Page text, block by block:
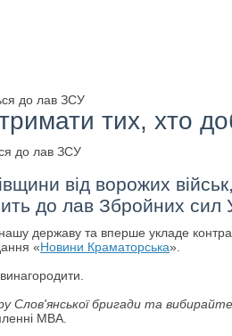
до лав ЗСУ
тих, хто
від ворожих
до лав Збройних сил
державу та вперше укладе
«Новини Краматорська».
бригади та вибирайте
МВА.